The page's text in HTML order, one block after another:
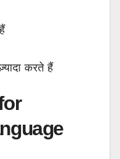
करते हैं